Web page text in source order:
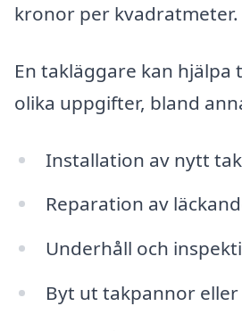
kronor per kvadratmeter.
En takläggare kan hjälpa
olika uppgifter, bland
Installation av nytt tak
Reparation av
Underhåll och
Byt ut takpannor